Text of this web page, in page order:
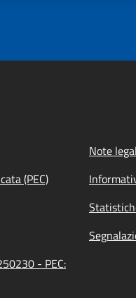
Note
(PEC)
- PEC: